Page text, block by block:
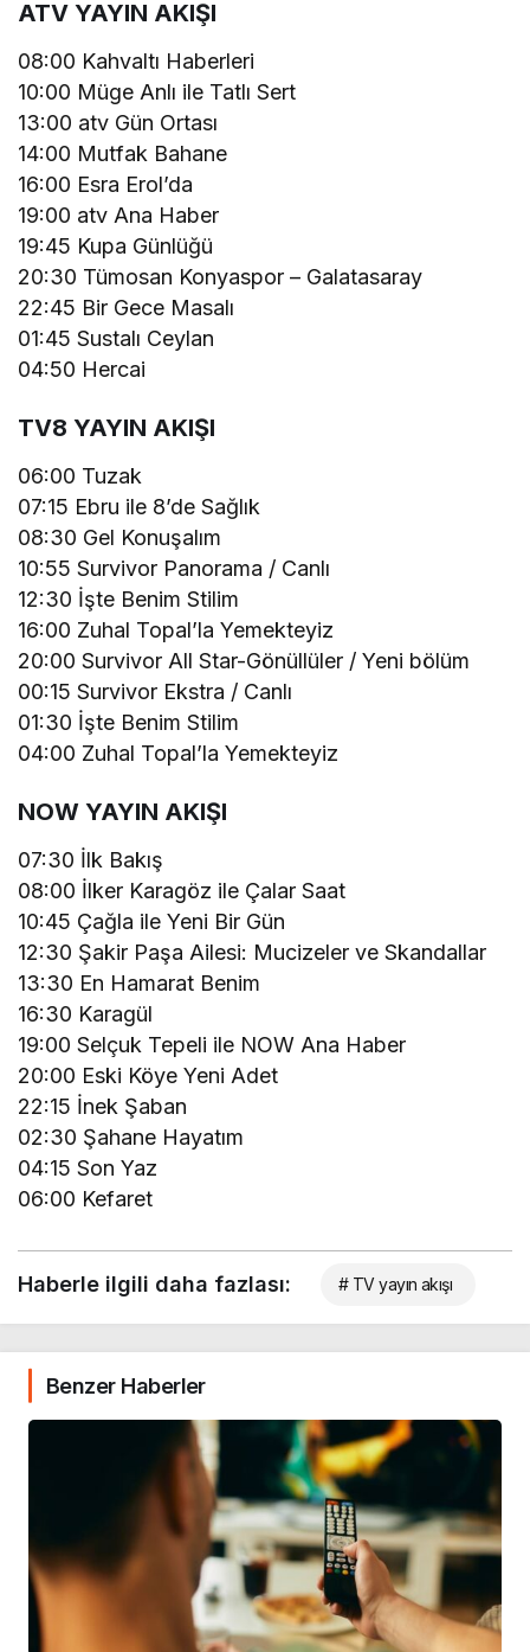
ATV YAYIN AKIŞI
08:00 Kahvaltı Haberleri
10:00 Müge Anlı ile Tatlı Sert
13:00 atv Gün Ortası
14:00 Mutfak Bahane
16:00 Esra Erol’da
19:00 atv Ana Haber
19:45 Kupa Günlüğü
20:30 Tümosan Konyaspor – Galatasaray
22:45 Bir Gece Masalı
01:45 Sustalı Ceylan
04:50 Hercai
TV8 YAYIN AKIŞI
06:00 Tuzak
07:15 Ebru ile 8’de Sağlık
08:30 Gel Konuşalım
10:55 Survivor Panorama / Canlı
12:30 İşte Benim Stilim
16:00 Zuhal Topal’la Yemekteyiz
20:00 Survivor All Star-Gönüllüler / Yeni bölüm
00:15 Survivor Ekstra / Canlı
01:30 İşte Benim Stilim
04:00 Zuhal Topal’la Yemekteyiz
NOW YAYIN AKIŞI
07:30 İlk Bakış
08:00 İlker Karagöz ile Çalar Saat
10:45 Çağla ile Yeni Bir Gün
12:30 Şakir Paşa Ailesi: Mucizeler ve Skandallar
13:30 En Hamarat Benim
16:30 Karagül
19:00 Selçuk Tepeli ile NOW Ana Haber
20:00 Eski Köye Yeni Adet
22:15 İnek Şaban
02:30 Şahane Hayatım
04:15 Son Yaz
06:00 Kefaret
Haberle ilgili daha fazlası: # TV yayın akışı
Benzer Haberler